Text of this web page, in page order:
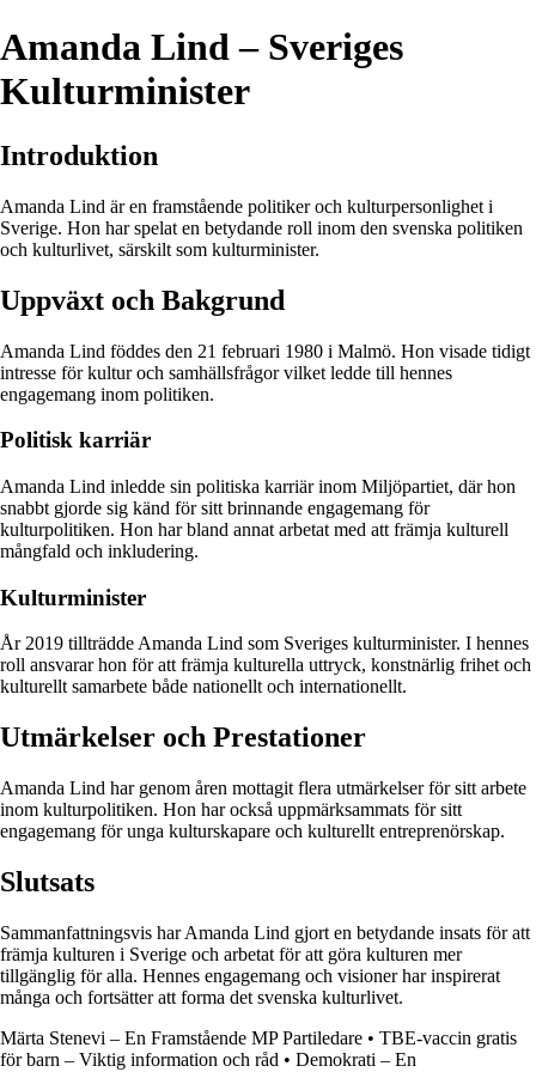
Amanda Lind – Sveriges
Kulturminister
Introduktion
Amanda Lind är en framstående politiker och kulturpersonlighet i
Sverige. Hon har spelat en betydande roll inom den svenska politiken
och kulturlivet, särskilt som kulturminister.
Uppväxt och Bakgrund
Amanda Lind föddes den 21 februari 1980 i Malmö. Hon visade tidigt
intresse för kultur och samhällsfrågor vilket ledde till hennes
engagemang inom politiken.
Politisk karriär
Amanda Lind inledde sin politiska karriär inom Miljöpartiet, där hon
snabbt gjorde sig känd för sitt brinnande engagemang för
kulturpolitiken. Hon har bland annat arbetat med att främja kulturell
mångfald och inkludering.
Kulturminister
År 2019 tillträdde Amanda Lind som Sveriges kulturminister. I hennes
roll ansvarar hon för att främja kulturella uttryck, konstnärlig frihet och
kulturellt samarbete både nationellt och internationellt.
Utmärkelser och Prestationer
Amanda Lind har genom åren mottagit flera utmärkelser för sitt arbete
inom kulturpolitiken. Hon har också uppmärksammats för sitt
engagemang för unga kulturskapare och kulturellt entreprenörskap.
Slutsats
Sammanfattningsvis har Amanda Lind gjort en betydande insats för att
främja kulturen i Sverige och arbetat för att göra kulturen mer
tillgänglig för alla. Hennes engagemang och visioner har inspirerat
många och fortsätter att forma det svenska kulturlivet.
Märta Stenevi – En Framstående MP Partiledare • TBE-vaccin gratis
för barn – Viktig information och råd • Demokrati – En